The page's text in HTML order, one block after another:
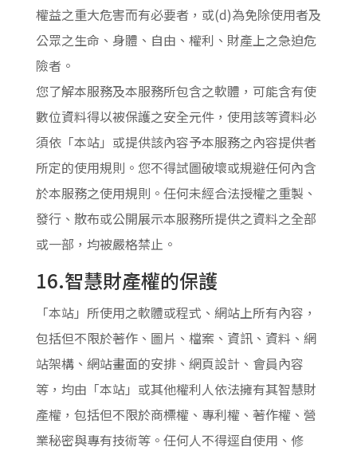
權益之重大危害而有必要者，或(d)為免除使用者及
公眾之生命、身體、自由、權利、財產上之急迫危
險者。
您了解本服務及本服務所包含之軟體，可能含有使
數位資料得以被保護之安全元件，使用該等資料必
須依「本站」或提供該內容予本服務之內容提供者
所定的使用規則。您不得試圖破壞或規避任何內含
於本服務之使用規則。任何未經合法授權之重製、
發行、散布或公開展示本服務所提供之資料之全部
或一部，均被嚴格禁止。
16.智慧財產權的保護
「本站」所使用之軟體或程式、網站上所有內容，
包括但不限於著作、圖片、檔案、資訊、資料、網
站架構、網站畫面的安排、網頁設計、會員內容
等，均由「本站」或其他權利人依法擁有其智慧財
產權，包括但不限於商標權、專利權、著作權、營
業秘密與專有技術等。任何人不得逕自使用、修